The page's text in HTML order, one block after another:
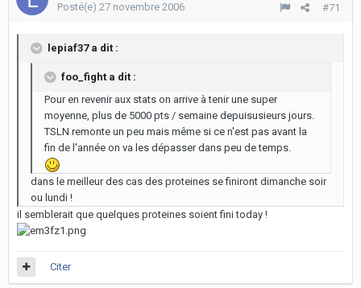
#71
Posté(e) 27 novembre 2006
lepiaf37 a dit :
foo_fight a dit :
Pour en revenir aux stats on arrive à tenir une super
moyenne, plus de 5000 pts / semaine depuisusieurs jours.
TSLN remonte un peu mais même si ce n'est pas avant la
fin de l'année on va les dépasser dans peu de temps.
dans le meilleur des cas des proteines se finiront dimanche soir
ou lundi !
il semblerait que quelques proteines soient fini today !
Citer